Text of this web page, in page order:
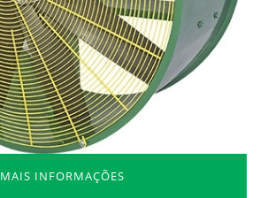
MAIS INFORMAÇÕES